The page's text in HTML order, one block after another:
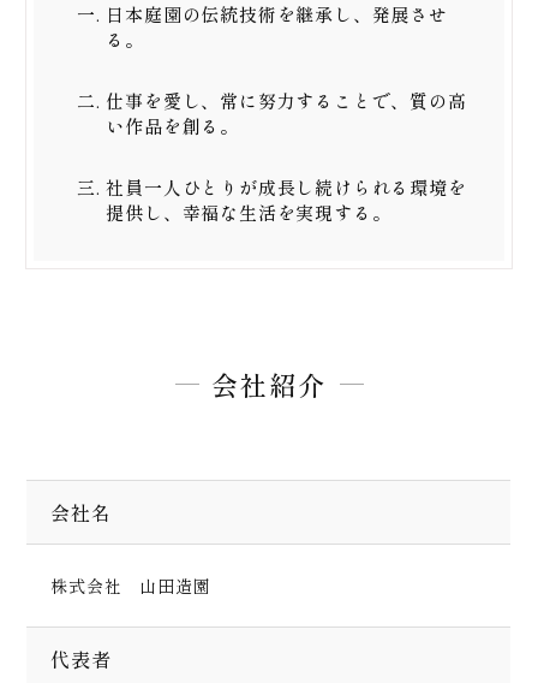
日本庭園の伝統技術を継承し、発展させ
る。
仕事を愛し、常に努力することで、質の高
い作品を創る。
社員一人ひとりが成長し続けられる環境を
提供し、幸福な生活を実現する。
会社紹介
会社名
株式会社 山田造園
代表者